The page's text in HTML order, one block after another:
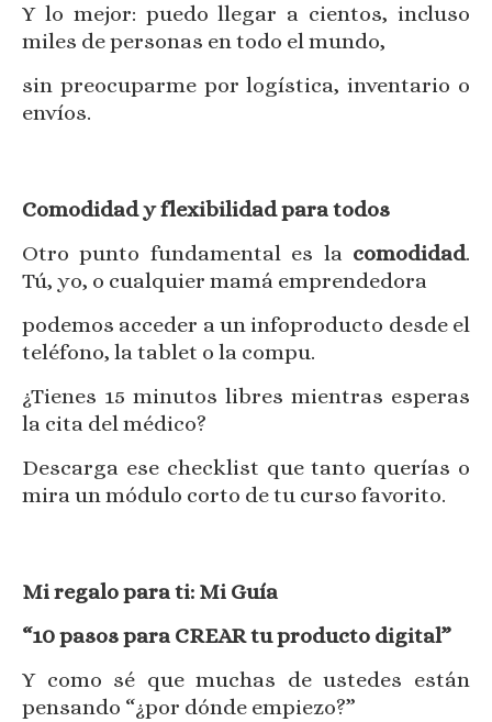
Y lo mejor: puedo llegar a cientos, incluso
miles de personas en todo el mundo,
sin preocuparme por logística, inventario o
envíos.
Comodidad y flexibilidad para todos
Otro punto fundamental es la comodidad.
Tú, yo, o cualquier mamá emprendedora
podemos acceder a un infoproducto desde el
teléfono, la tablet o la compu.
¿Tienes 15 minutos libres mientras esperas
la cita del médico?
Descarga ese checklist que tanto querías o
mira un módulo corto de tu curso favorito.
Mi regalo para ti: Mi Guía
“10 pasos para CREAR tu producto digital”
Y como sé que muchas de ustedes están
pensando “¿por dónde empiezo?”